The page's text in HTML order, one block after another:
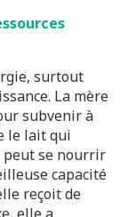
surtout
La mère
subvenir à
le lait qui
peut se nourrir
capacité
reçoit de